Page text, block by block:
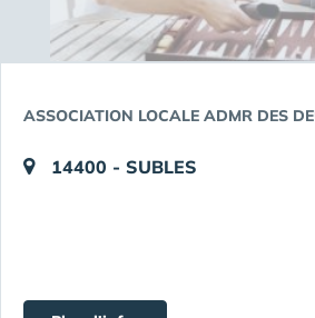
ASSOCIATION LOCALE ADMR DES
14400 - SUBLES